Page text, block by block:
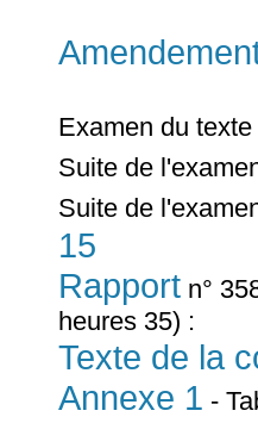
Examen du
Suite de
Suite de
15
Rapport n°
heures 35) :
Texte de la
Annexe 1 -